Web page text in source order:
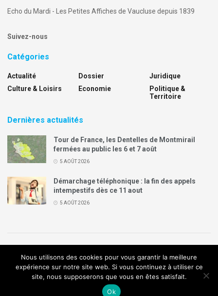
Echo du Mardi - Les Petites Affiches de Vaucluse depuis 1839
Suivez-nous
Catégories
Actualité
Culture & Loisirs
Dossier
Economie
Juridique
Politique &
Territoire
Dernières actualités
Tour de France, les Dentelles de Montmirail
fermées au public les 6 et 7 août
5 AOÛT 2026
Démarchage téléphonique : la fin des appels
intempestifs dès ce 11 aout
5 AOÛT 2026
Politique de confidentialité Mentions légales
Contact
Annonces Legal Plus
Agence de communication
Nous utilisons des cookies pour vous garantir la meilleure
expérience sur notre site web. Si vous continuez à utiliser ce
site, nous supposerons que vous en êtes satisfait.
Ok